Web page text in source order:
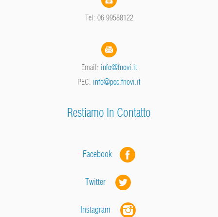
Tel: 06 99588122
Email: info@fnovi.it
PEC: info@pec.fnovi.it
Restiamo In Contatto
Facebook
Twitter
Instagram